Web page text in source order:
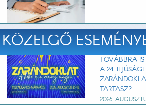
KÖZELGŐ
TOVÁBBRA IS
A 24.
TARTASZ?
2026.